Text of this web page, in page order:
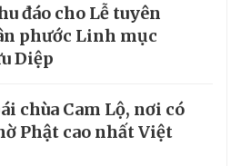
đáo cho Lễ tuyên
phước Linh mục
Diệp
chùa Cam Lộ, nơi có
Phật cao nhất Việt